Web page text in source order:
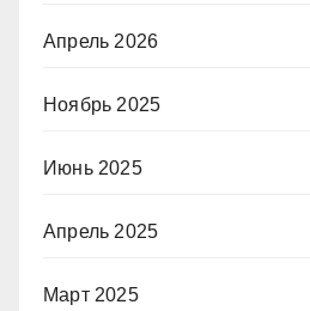
Апрель 2026
Ноябрь 2025
Июнь 2025
Апрель 2025
Март 2025